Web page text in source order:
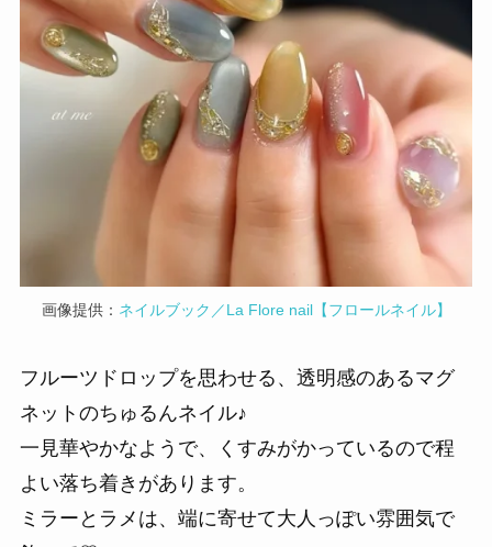
画像提供： ネイルブック／La Flore nail【フロールネイル】
フルーツドロップを思わせる、透明感のあるマグ
ネットのちゅるんネイル♪
一見華やかなようで、くすみがかっているので程
よい落ち着きがあります。
ミラーとラメは、端に寄せて大人っぽい雰囲気で